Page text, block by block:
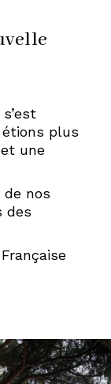
étions plus
une
nos
des